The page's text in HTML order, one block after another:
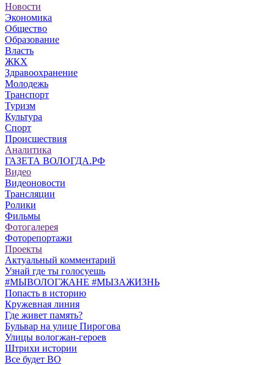
Новости
Экономика
Общество
Образование
Власть
ЖКХ
Здравоохранение
Молодежь
Транспорт
Туризм
Культура
Спорт
Происшествия
Аналитика
ГАЗЕТА ВОЛОГДА.РФ
Видео
Видеоновости
Трансляции
Ролики
Фильмы
Фотогалерея
Фоторепортажи
Проекты
Актуальный комментарий
Узнай где ты голосуешь
#МЫВОЛОГЖАНЕ #МЫЗАЖИЗНЬ
Попасть в историю
Кружевная линия
Где живет память?
Бульвар на улице Пирогова
Улицы вологжан-героев
Штрихи истории
Все будет ВО